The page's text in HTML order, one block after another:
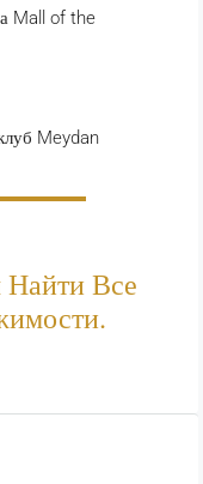
Mall of the
Meydan
Все